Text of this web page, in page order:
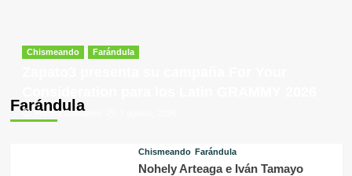
Farándula
Chismeando Farándula
Prensa Dateando
Chismeando Farándula
Nohely Arteaga e Iván Tamayo